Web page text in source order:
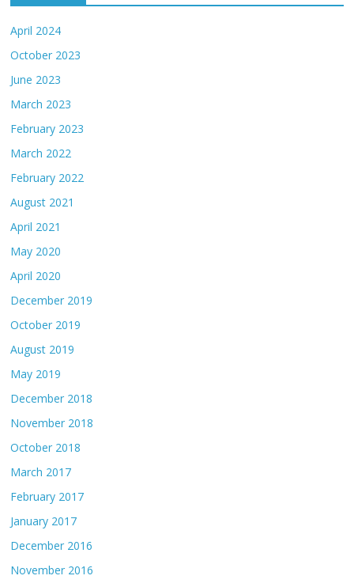
April 2024
October 2023
June 2023
March 2023
February 2023
March 2022
February 2022
August 2021
April 2021
May 2020
April 2020
December 2019
October 2019
August 2019
May 2019
December 2018
November 2018
October 2018
March 2017
February 2017
January 2017
December 2016
November 2016